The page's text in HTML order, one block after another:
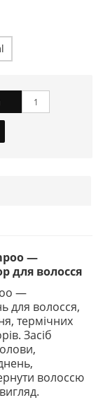
—
для волосся
—
для волосся,
термічних
Засіб
волоссю